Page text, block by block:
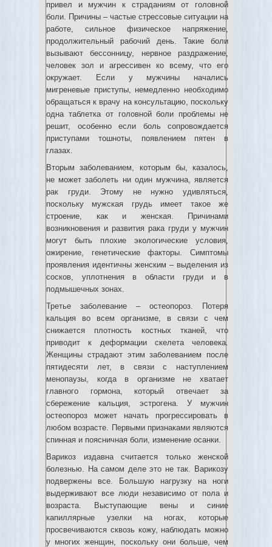
привел и мужчин к страданиям от головной
боли. Причины – частые стрессовые ситуации на
работе, сильное физическое напряжение,
продолжительный рабочий день. Такие боли
вызывают бессонницу, нервное раздражение,
человек зол и агрессивен ко всему, что его
окружает. Если у мужчины начались
мигреневые приступы, немедленно необходимо
обращаться к врачу на консультацию, поскольку
одна таблетка от головной боли проблемы не
решит, особенно если боль сопровождается
приступами тошноты, появлением пятен в
глазах.
Вторым заболеванием, которым бы, казалось,
не может заболеть ни один мужчина, является
рак груди. Этому не нужно удивляться,
поскольку мужская грудь имеет такое же
строение, как и женская. Причинами
возникновения и развития рака груди у мужчин
могут быть плохие экологические условия,
ожирение, генетические факторы. Симптомы
проявления идентичны женским – выделения из
сосков, уплотнения в области груди и в
подмышечных зонах.
Третье заболевание – остеопороз. Потеря
кальция во всем организме, в связи с чем
снижается плотность костных тканей, что
приводит к деформации скелета человека.
Женщины страдают этим заболеванием после
пятидесяти лет, в связи с наступлением
менопаузы, когда в организме не хватает
главного гормона, который отвечает за
сбережение кальция, эстрогена. У мужчин
остеопороз может начать прогрессировать в
любом возрасте. Первыми признаками являются
спинная и поясничная боли, изменение осанки.
Варикоз издавна считается только женской
болезнью. На самом деле это не так. Варикозу
подвержены все. Большую нагрузку на ноги
выдерживают все люди независимо от пола и
возраста. Выступающие вены и синие
капиллярные узелки на ногах, которые
просвечиваются сквозь кожу, наблюдать можно
у многих женщин, поскольку они больше, чем